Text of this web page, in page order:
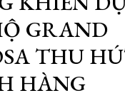
GRAND
THU
HÀNG